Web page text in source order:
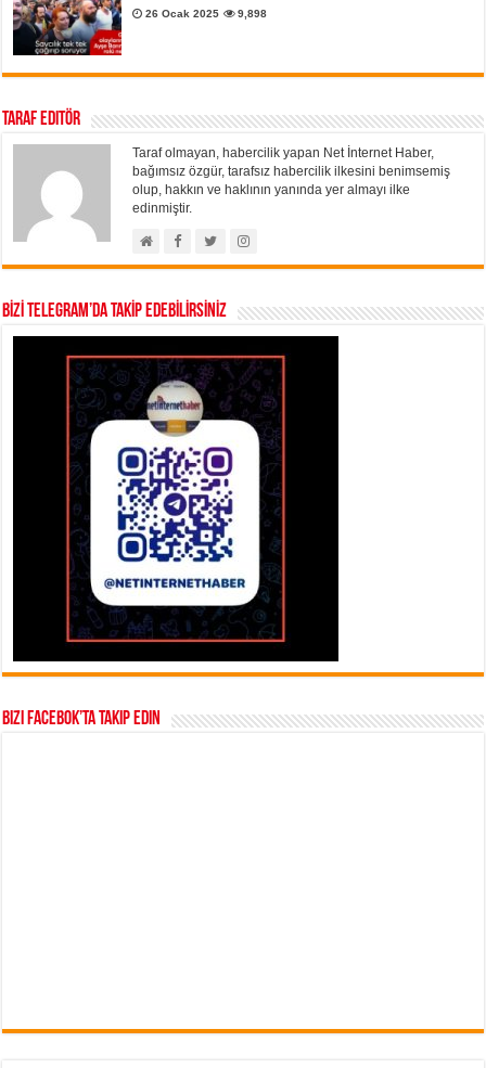
26 Ocak 2025 9,898
Taraf Editör
Taraf olmayan, habercilik yapan Net İnternet Haber,
bağımsız özgür, tarafsız habercilik ilkesini benimsemiş
olup, hakkın ve haklının yanında yer almayı ilke
edinmiştir.
BİZİ TELEGRAM’DA TAKİP EDEBİLİRSİNİZ
Bizi Facebok’ta takip edin